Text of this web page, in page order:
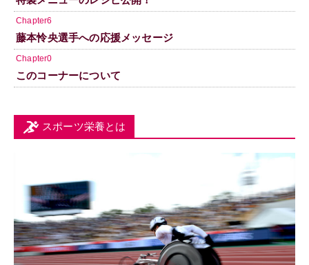
Chapter6
藤本怜央選手への応援メッセージ
Chapter0
このコーナーについて
スポーツ栄養とは